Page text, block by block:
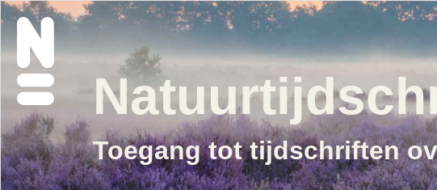
Toegang tot tijdschriften